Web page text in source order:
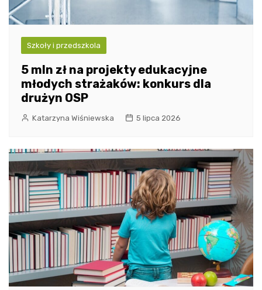
Szkoły i przedszkola
5 mln zł na projekty edukacyjne
młodych strażaków: konkurs dla
drużyn OSP
Katarzyna Wiśniewska 5 lipca 2026